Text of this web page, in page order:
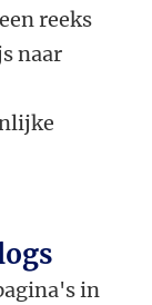
reeks
naar
in